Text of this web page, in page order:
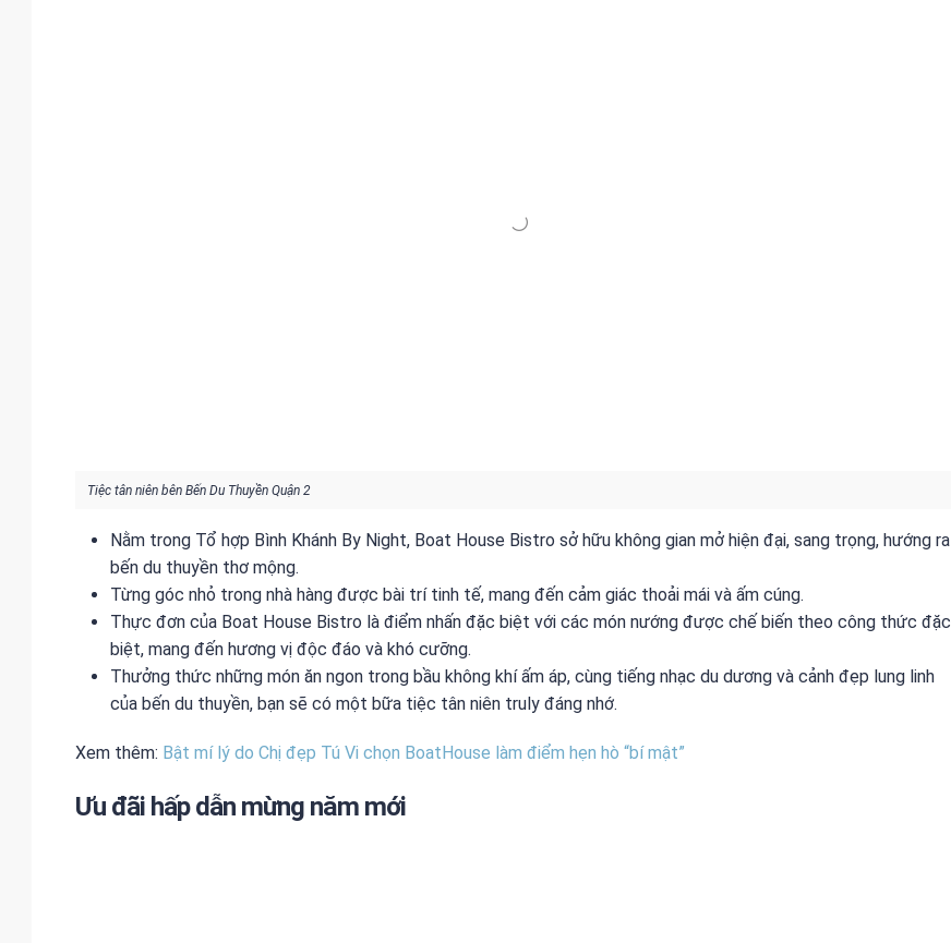
Tiệc tân niên bên Bến Du Thuyền Quận 2
Nằm trong Tổ hợp Bình Khánh By Night, Boat House Bistro sở hữu không gian mở hiện đại, sang trọng, hướng ra
bến du thuyền thơ mộng.
Từng góc nhỏ trong nhà hàng được bài trí tinh tế, mang đến cảm giác thoải mái và ấm cúng.
Thực đơn của Boat House Bistro là điểm nhấn đặc biệt với các món nướng được chế biến theo công thức đặc
biệt, mang đến hương vị độc đáo và khó cưỡng.
Thưởng thức những món ăn ngon trong bầu không khí ấm áp, cùng tiếng nhạc du dương và cảnh đẹp lung linh
của bến du thuyền, bạn sẽ có một bữa tiệc tân niên truly đáng nhớ.
Xem thêm: Bật mí lý do Chị đẹp Tú Vi chọn BoatHouse làm điểm hẹn hò “bí mật”
Ưu đãi hấp dẫn mừng năm mới